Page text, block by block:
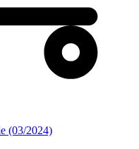
(03/2024)